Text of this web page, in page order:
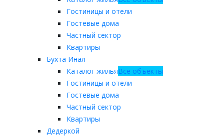
Гостиницы и отели
Гостевые дома
Частный сектор
Квартиры
Бухта Инал
Каталог жильяВсе объекты
Гостиницы и отели
Гостевые дома
Частный сектор
Квартиры
Дедеркой